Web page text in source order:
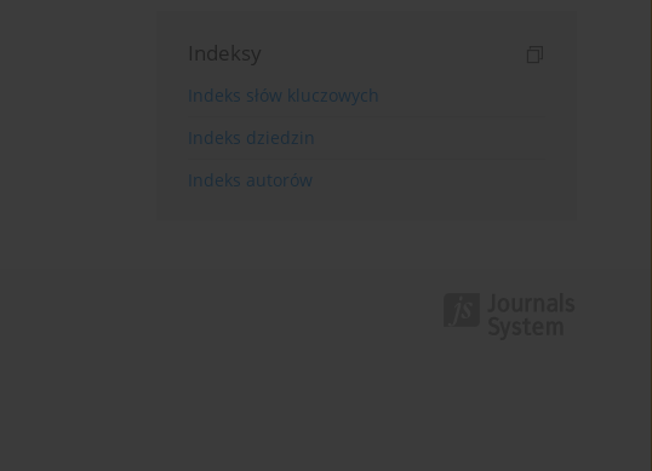
Indeksy
Indeks słów kluczowych
Indeks dziedzin
Indeks autorów